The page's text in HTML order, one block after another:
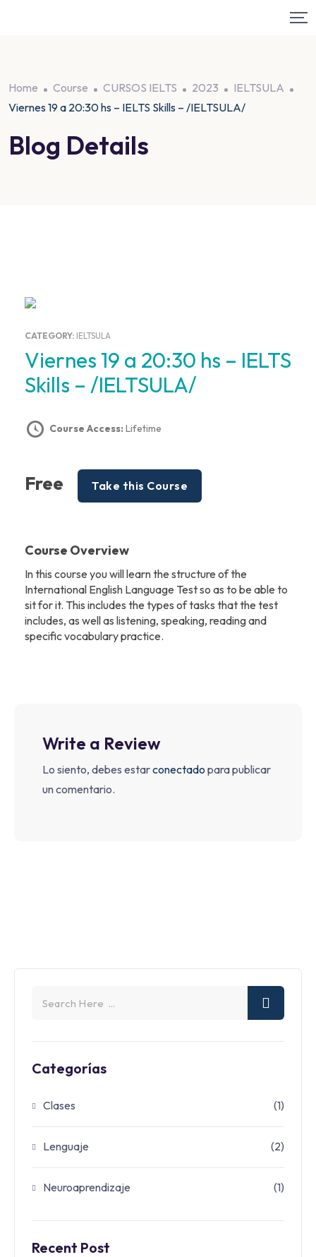
Home Course CURSOS IELTS 2023
IELTSULA
Viernes 19 a 20:30 hs – IELTS Skills – /IELTSULA/
Blog Details
CATEGORY: IELTSULA
Viernes 19 a 20:30 hs – IELTS
Skills – /IELTSULA/
Course Access: Lifetime
Free Take this Course
Course Overview
In this course you will learn the structure of the
International English Language Test so as to be able to
sit for it. This includes the types of tasks that the test
includes, as well as listening, speaking, reading and
specific vocabulary practice.
Write a Review
Lo siento, debes estarconectado para publicar
un comentario.
Categorías
Clases (1)
Lenguaje (2)
Neuroaprendizaje (1)
Recent Post